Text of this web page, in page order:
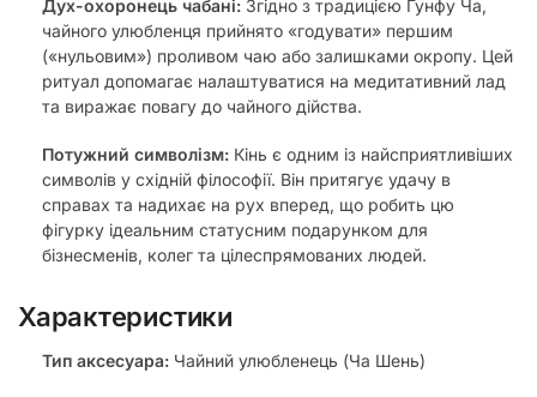
Дух-охоронець чабані: Згідно з традицією Гунфу Ча,
чайного улюбленця прийнято «годувати» першим
(«нульовим») проливом чаю або залишками окропу. Цей
ритуал допомагає налаштуватися на медитативний лад
та виражає повагу до чайного дійства.
Потужний символізм: Кінь є одним із найсприятливіших
символів у східній філософії. Він притягує удачу в
справах та надихає на рух вперед, що робить цю
фігурку ідеальним статусним подарунком для
бізнесменів, колег та цілеспрямованих людей.
Характеристики
Тип аксесуара: Чайний улюбленець (Ча Шень)